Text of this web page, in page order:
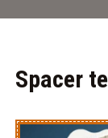
Spacer